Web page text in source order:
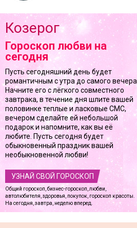
Козерог
Гороскоп любви на
сегодня
Пусть сегодняшний день будет
романтичным с утра до самого вечера.
Начните его с лёгкого совместного
завтрака, в течение дня шлите вашей
половинке теплые и ласковые СМС,
вечером сделайте ей небольшой
подарок и напомните, как вы её
любите. Пусть сегодня будет
обыкновенный праздник вашей
необыкновенной любви!
УЗНАЙ СВОЙ ГОРОСКОП
Общий гороскоп, бизнес-гороскоп, любви,
автолюбителя, здоровья, покупок, гороскоп красоты.
На сегодня, завтра, неделю вперед.